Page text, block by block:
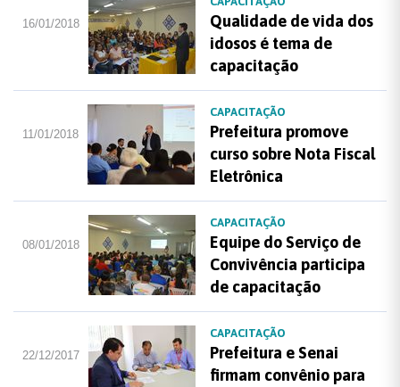
16/01/2018
Qualidade de vida dos
idosos é tema de
capacitação
11/01/2018
CAPACITAÇÃO
Prefeitura promove
curso sobre Nota Fiscal
Eletrônica
08/01/2018
CAPACITAÇÃO
Equipe do Serviço de
Convivência participa
de capacitação
22/12/2017
CAPACITAÇÃO
Prefeitura e Senai
firmam convênio para